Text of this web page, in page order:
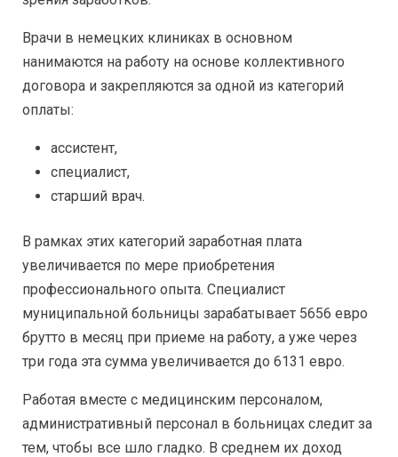
Врачи в немецких клиниках в основном
нанимаются на работу на основе коллективного
договора и закрепляются за одной из категорий
оплаты:
ассистент,
специалист,
старший врач.
В рамках этих категорий заработная плата
увеличивается по мере приобретения
профессионального опыта. Специалист
муниципальной больницы зарабатывает 5656 евро
брутто в месяц при приеме на работу, а уже через
три года эта сумма увеличивается до 6131 евро.
Работая вместе с медицинским персоналом,
административный персонал в больницах следит за
тем, чтобы все шло гладко. В среднем их доход